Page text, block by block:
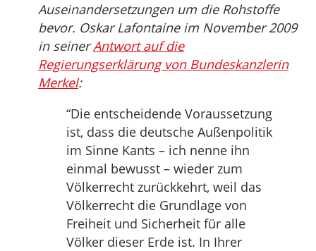
Auseinandersetzungen um die Rohstoffe
bevor. Oskar Lafontaine im November 2009
in seinerAntwort auf die
Regierungserklärung von Bundeskanzlerin
Merkel:
“Die entscheidende Voraussetzung
ist, dass die deutsche Außenpolitik
im Sinne Kants – ich nenne ihn
einmal bewusst – wieder zum
Völkerrecht zurückkehrt, weil das
Völkerrecht die Grundlage von
Freiheit und Sicherheit für alle
Völker dieser Erde ist. In Ihrer